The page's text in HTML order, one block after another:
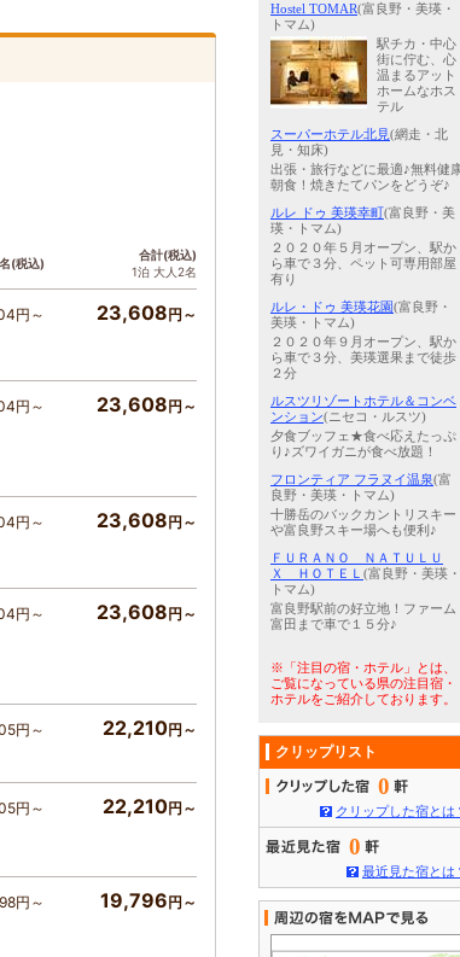
(税込)
合計(税込)
1泊 大人2名
円～ 23,608円～
円～ 23,608円～
円～ 23,608円～
円～ 23,608円～
円～ 22,210円～
円～ 22,210円～
円～ 19,796円～
Hostel TOMAR(富良野・美瑛・
トマム)
駅チカ・中心
街に佇む、心
温まるアット
ホームなホス
テル
スーパーホテル北見(網走・北
見・知床)
出張・旅行などに最適♪無料健
朝食！焼きたてパンをどうぞ♪
ルレ ドゥ 美瑛幸町 (富良野・美
瑛・トマム)
２０２０年５月オープン、駅か
ら車で３分、ペット可専用部屋
有り
ルレ・ドゥ 美瑛花園(富良野・
美瑛・トマム)
２０２０年９月オープン、駅か
ら車で３分、美瑛選果まで徒歩
２分
ルスツリゾートホテル＆コンベ
ンション(ニセコ・ルスツ)
夕食ブッフェ★食べ応えたっぷ
り♪ズワイガニが食べ放題！
フロンティア フラヌイ温泉(富
良野・美瑛・トマム)
十勝岳のバックカントリスキー
や富良野スキー場へも便利♪
ＦＵＲＡＮＯ ＮＡＴＵＬＵ
Ｘ ＨＯＴＥＬ (富良野・美瑛・
トマム)
富良野駅前の好立地！ファーム
富田まで車で１５分♪
※「注目の宿・ホテル」とは、
ご覧になっている県の注目宿・
ホテルをご紹介しております。
クリップリスト
0
クリップした宿とは
0
最近見た宿とは